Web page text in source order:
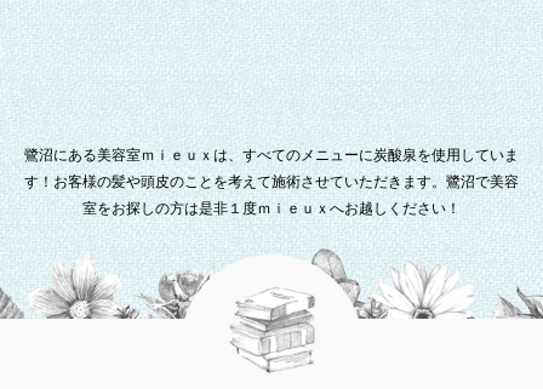
鷺沼にある美容室ｍｉｅｕｘは、すべてのメニューに炭酸泉を使用していま
す！お客様の髪や頭皮のことを考えて施術させていただきます。鷺沼で美容
室をお探しの方は是非１度ｍｉｅｕｘへお越しください！